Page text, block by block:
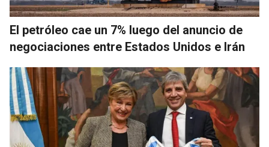
El petróleo cae un 7% luego del anuncio de
negociaciones entre Estados Unidos e Irán